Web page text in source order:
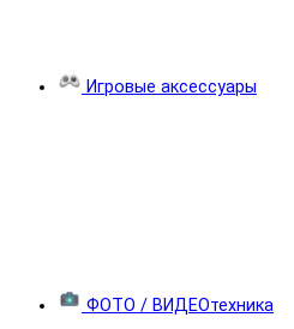
Игровые аксессуары
ФОТО / ВИДЕОтехника